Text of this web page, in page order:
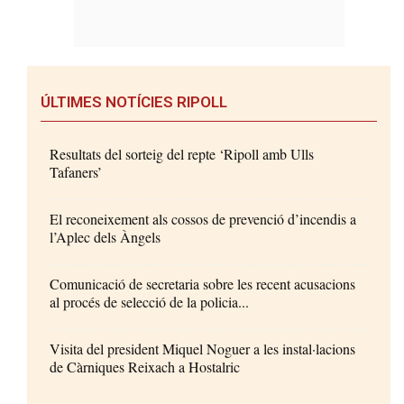
ÚLTIMES NOTÍCIES RIPOLL
Resultats del sorteig del repte ‘Ripoll amb Ulls
Tafaners’
El reconeixement als cossos de prevenció d’incendis a
l’Aplec dels Àngels
Comunicació de secretaria sobre les recent acusacions
al procés de selecció de la policia...
Visita del president Miquel Noguer a les instal·lacions
de Càrniques Reixach a Hostalric